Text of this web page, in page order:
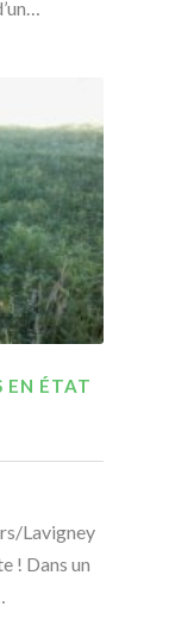
EN ÉTAT
Lavigney
! Dans un